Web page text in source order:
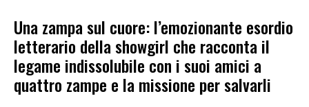
Una zampa sul cuore: l’emozionante esordio
letterario della showgirl che racconta il
legame indissolubile con i suoi amici a
quattro zampe e la missione per salvarli